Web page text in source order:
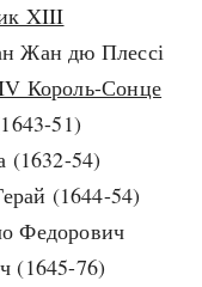
доба
доба
незалежна
XIII
Жан дю Плессі
Король-Сонце
51)
(1632-54)
(1644-54)
Федорович
(1645-76)